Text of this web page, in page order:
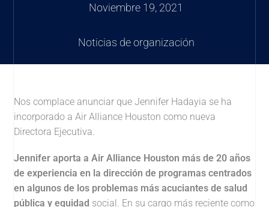
Noviembre 19, 2021
Noticias de organización
Nos complace anunciar que Jennifer Hadayia se ha
incorporado a Air Alliance Houston como nueva
Directora Ejecutiva.
Jennifer aporta a Air Alliance Houston más de 20 años
de experiencia en la dirección de programas centrados
en algunos de los problemas más acuciantes de salud
pública y equidad social. En su cargo más reciente como